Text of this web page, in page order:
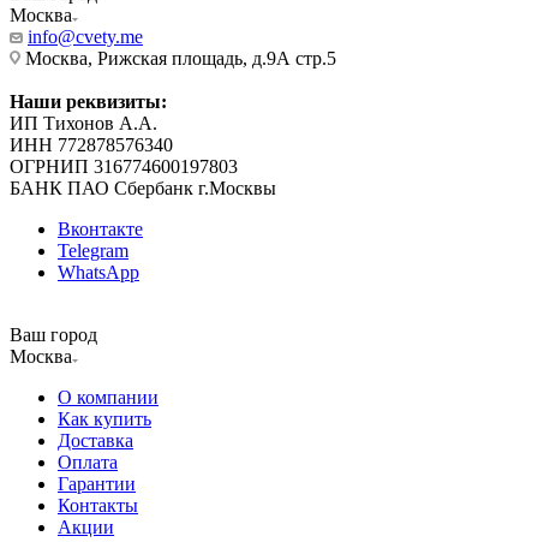
Москва
info@cvety.me
Москва, Рижская площадь, д.9А стр.5
Наши реквизиты:
ИП Тихонов А.А.
ИНН 772878576340
ОГРНИП 316774600197803
БАНК ПАО Сбербанк г.Москвы
Вконтакте
Telegram
WhatsApp
Ваш город
Москва
О компании
Как купить
Доставка
Оплата
Гарантии
Контакты
Акции